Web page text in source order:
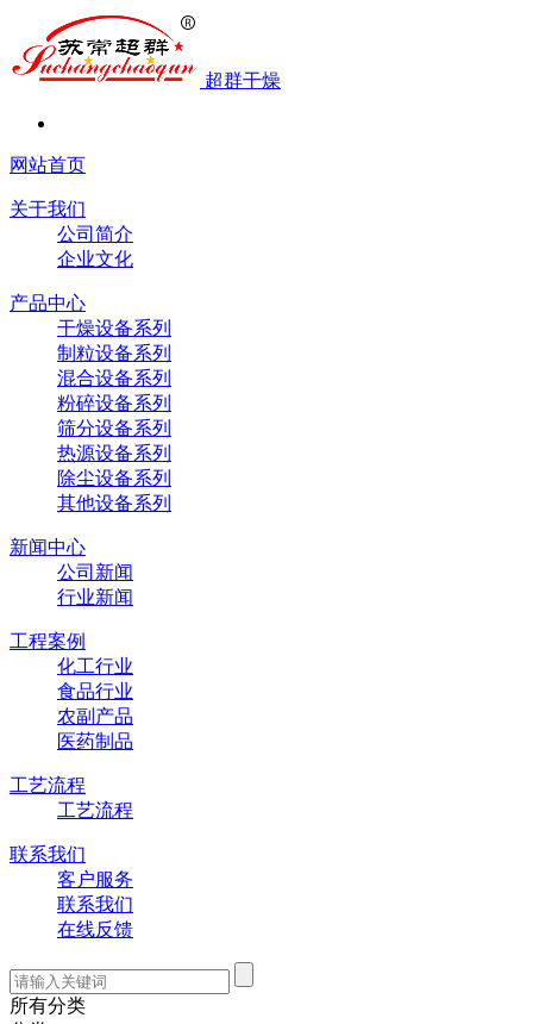
超群干燥
网站首页
关于我们
公司简介
企业文化
产品中心
干燥设备系列
制粒设备系列
混合设备系列
粉碎设备系列
筛分设备系列
热源设备系列
除尘设备系列
其他设备系列
新闻中心
公司新闻
行业新闻
工程案例
化工行业
食品行业
农副产品
医药制品
工艺流程
工艺流程
联系我们
客户服务
联系我们
在线反馈
所有分类